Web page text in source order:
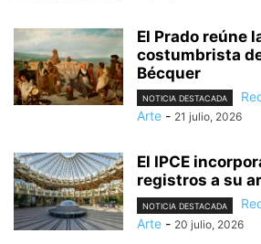
El Prado reúne
costumbrista
Bécquer
NOTICIA DESTACADA
Arte - 21 julio, 2026
El IPCE
registros a su
NOTICIA DESTACADA
Arte - 20 julio, 2026